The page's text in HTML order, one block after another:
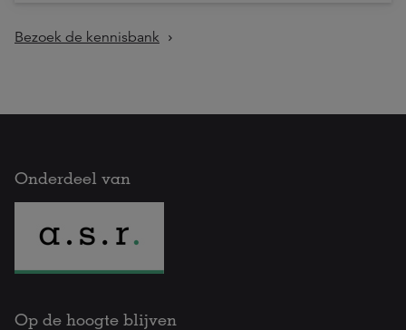
Bezoek de kennisbank
Onderdeel van
Op de hoogte blijven